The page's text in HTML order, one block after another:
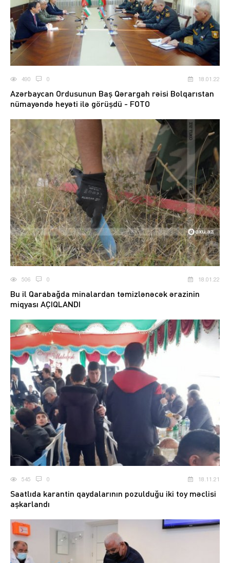
490 0 18.01.22
Azərbaycan Ordusunun Baş Qərargah rəisi Bolqarıstan
nümayəndə heyəti ilə görüşdü - FOTO
506 0 18.01.22
Bu il Qarabağda minalardan təmizlənəcək ərazinin
miqyası AÇIQLANDI
545 0 18.11.21
Saatlıda karantin qaydalarının pozulduğu iki toy məclisi
aşkarlandı